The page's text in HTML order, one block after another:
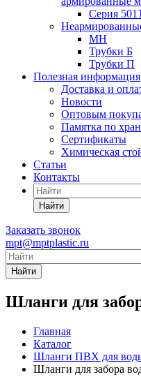
Серия
МН
Трубки Б
Трубки П
Полезная информация
Доставка и
Новости
Оптовым
Памятка по
Сертификаты
Химическая
Статьи
Контакты
Найти
Заказать звонок
mpt@mptplastic.ru
Найти
Шланги для
Главная
Каталог
Шланги ПВХ для
Шланги для забора